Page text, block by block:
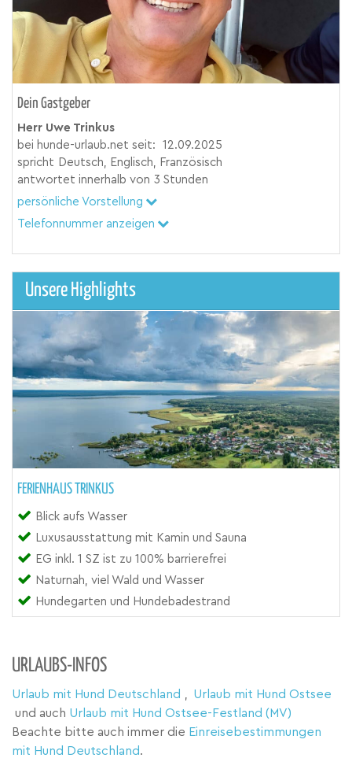
Dein Gastgeber
Herr Uwe Trinkus
bei hunde-urlaub.net seit:
12.09.2025
spricht
Deutsch, Englisch, Französisch
antwortet innerhalb von 3 Stunden
persönliche Vorstellung
Telefonnummer anzeigen
Unsere Highlights
FERIENHAUS TRINKUS
Blick aufs Wasser
Luxusausstattung mit Kamin und Sauna
EG inkl. 1 SZ ist zu 100% barrierefrei
Naturnah, viel Wald und Wasser
Hundegarten und Hundebadestrand
URLAUBS-INFOS
Urlaub mit Hund Deutschland
Urlaub mit Hund Ostsee
und auch Urlaub mit Hund Ostsee-Festland (MV)
Beachte bitte auch immer die Einreisebestimmungen
mit Hund Deutschland.